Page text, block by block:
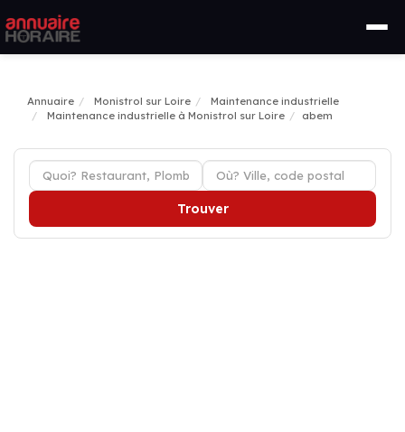
Annuaire Monistrol sur Loire
Maintenance industrielle
Maintenance industrielle à Monistrol sur Loire
abem
Trouver